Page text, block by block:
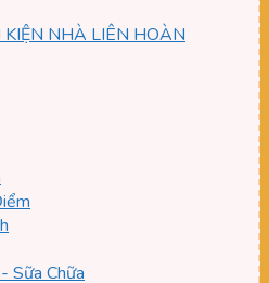
NHÀ LIÊN HOÀN
Sữa Chữa